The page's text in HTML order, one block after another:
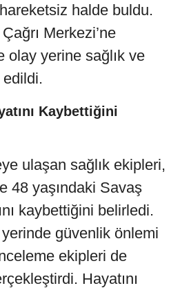
halde buldu.
Merkezi’ne
olay yerine sağlık ve
Kaybettiğini
ulaşan sağlık ekipleri,
48 yaşındaki Savaş
kaybettiğini belirledi.
güvenlik önlemi
ekipleri de
Hayatını